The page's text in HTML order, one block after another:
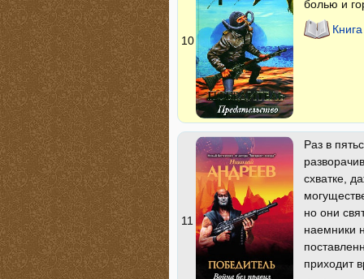
10
болью и
11
Раз в
схватке,
но они
наемники
приходит